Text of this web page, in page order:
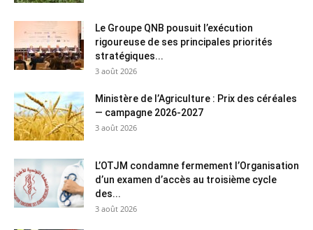
Le Groupe QNB pousuit l’exécution
rigoureuse de ses principales priorités
stratégiques...
3 août 2026
Ministère de l’Agriculture : Prix des céréales
— campagne 2026-2027
3 août 2026
L’OTJM condamne fermement l’Organisation
d’un examen d’accès au troisième cycle
des...
3 août 2026